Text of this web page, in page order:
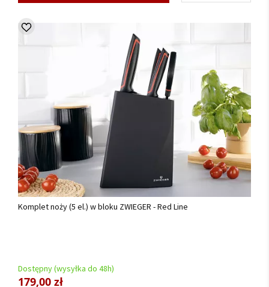
Komplet noży (5 el.) w bloku ZWIEGER - Red Line
Dostępny (wysyłka do 48h)
179,00 zł